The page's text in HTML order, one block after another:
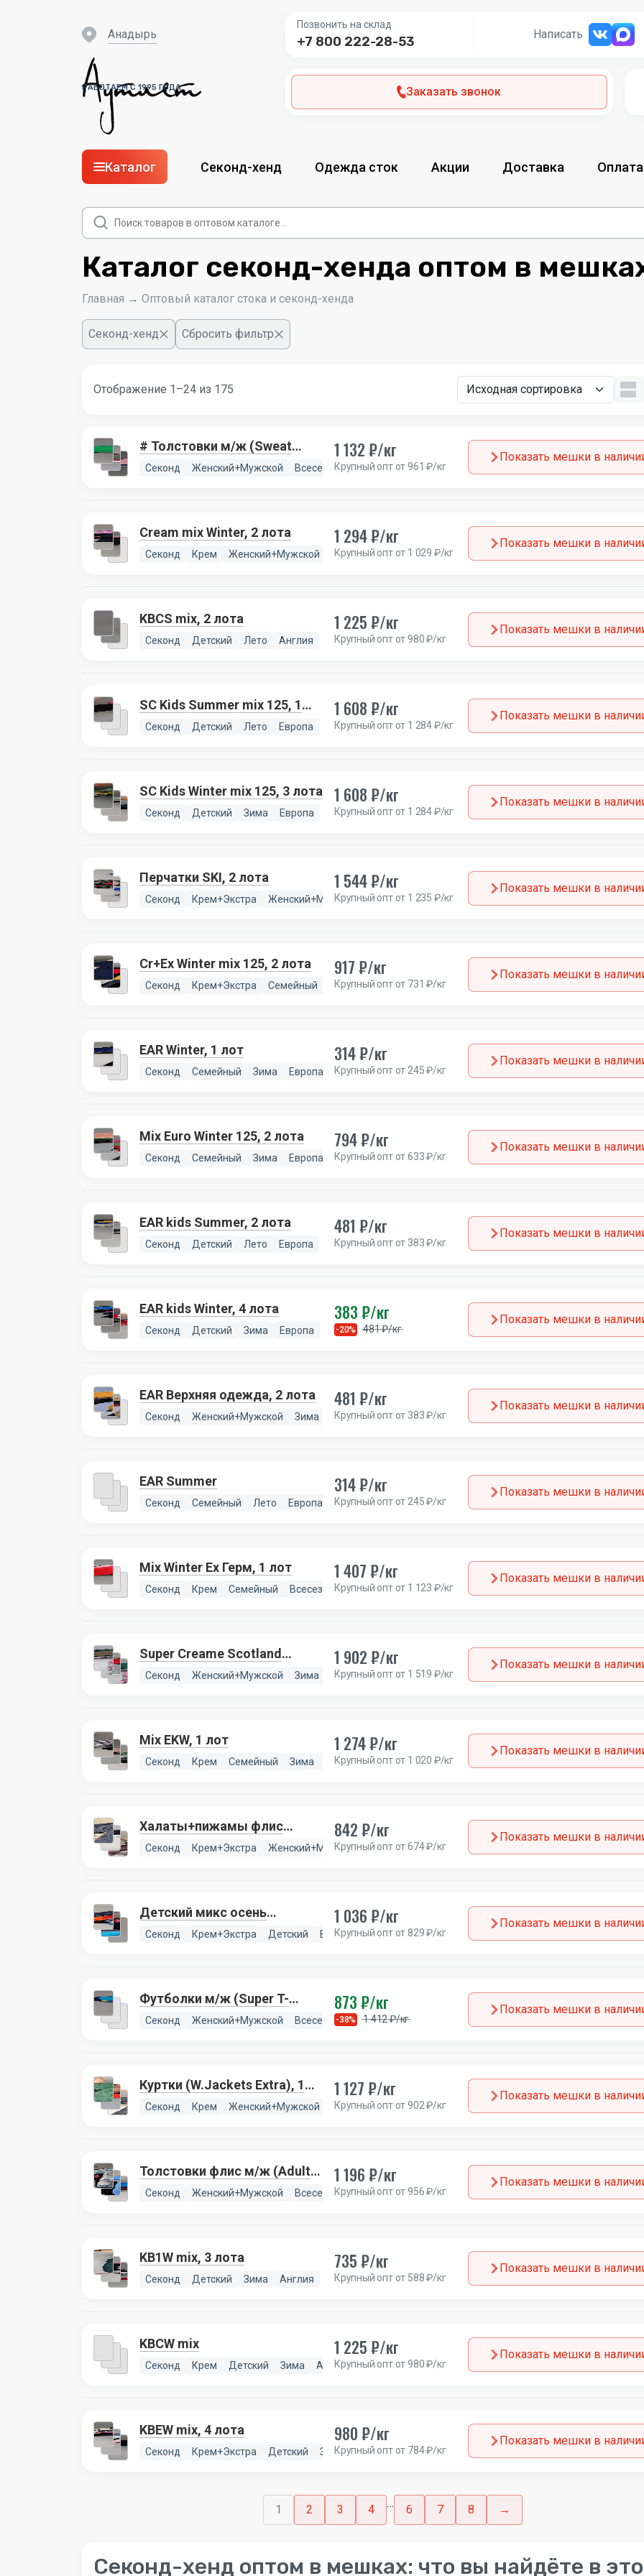
РАБОТАЕМ С 1995 ГОДА
Анадырь
Позвонить на склад
+7 800 222-28-53 Написать
Заказать звонок
Каталог Секонд-хенд Одежда сток Акции Доставка Оплата
Поиск
товаров
Каталог секонд-хенда оптом в
Главная → Оптовый каталог стока и секонд-хенда
Секонд-хенд Сбросить фильтр
Отображение 1–24 из 175
# Толстовки м/ж (Sweat
Tops), 4 лота
Секонд Женский+Мужской Всесезон Канада
1 132 ₽/кг
Крупный опт от 961 ₽/кг
Показать мешки в
Cream mix Winter, 2 лота
Секонд Крем Женский+Мужской Зима Европа
1 294 ₽/кг
Крупный опт от 1 029 ₽/кг
Показать мешки в
KBCS mix, 2 лота
Секонд Детский Лето Англия
1 225 ₽/кг
Крупный опт от 980 ₽/кг
Показать мешки в
SC Kids Summer mix 125, 1
лот
Секонд Детский Лето Европа
1 608 ₽/кг
Крупный опт от 1 284 ₽/кг
Показать мешки в
SC Kids Winter mix 125, 3 лота
Секонд Детский Зима Европа
1 608 ₽/кг
Крупный опт от 1 284 ₽/кг
Показать мешки в
Перчатки SKI, 2 лота
Секонд Крем+Экстра Женский+Мужской Зима Германия
1 544 ₽/кг
Крупный опт от 1 235 ₽/кг
Показать мешки в
Cr+Ex Winter mix 125, 2 лота
Секонд Крем+Экстра Семейный Зима Европа
917 ₽/кг
Крупный опт от 731 ₽/кг
Показать мешки в
EAR Winter, 1 лот
Секонд Семейный Зима Европа
314 ₽/кг
Крупный опт от 245 ₽/кг
Показать мешки в
Mix Euro Winter 125, 2 лота
Секонд Семейный Зима Европа
794 ₽/кг
Крупный опт от 633 ₽/кг
Показать мешки в
EAR kids Summer, 2 лота
Секонд Детский Лето Европа
481 ₽/кг
Крупный опт от 383 ₽/кг
Показать мешки в
EAR kids Winter, 4 лота
Секонд Детский Зима Европа
383 ₽/кг
-20% 481 ₽/кг
Показать мешки в
EAR Верхняя одежда, 2 лота
Секонд Женский+Мужской Зима Европа
481 ₽/кг
Крупный опт от 383 ₽/кг
Показать мешки в
EAR Summer
Секонд Семейный Лето Европа
314 ₽/кг
Крупный опт от 245 ₽/кг
Показать мешки в
Mix Winter Ex Герм, 1 лот
Секонд Крем Семейный Всесезон Германия
1 407 ₽/кг
Крупный опт от 1 123 ₽/кг
Показать мешки в
Super Creame Scotland
Winter mix, 1 лот
Секонд Женский+Мужской Зима Англия
1 902 ₽/кг
Крупный опт от 1 519 ₽/кг
Показать мешки в
Mix EKW, 1 лот
Секонд Крем Семейный Зима Англия
1 274 ₽/кг
Крупный опт от 1 020 ₽/кг
Показать мешки в
Халаты+пижамы флис
Англия (SLEEPWEAR
Секонд Крем+Экстра Женский+Мужской Всесезон Англия
842 ₽/кг
Крупный опт от 674 ₽/кг
Показать мешки в
Детский микс осень
Extra+Cream (CHILD AUTUMN
Секонд Крем+Экстра Детский Всесезон Англия
1 036 ₽/кг
Крупный опт от 829 ₽/кг
Показать мешки в
Футболки м/ж (Super T-
Shirts Printed), 1 лот
Секонд Женский+Мужской Всесезон Канада
873 ₽/кг
-38% 1 412 ₽/кг
Показать мешки в
Куртки (W.Jackets Extra), 1
лот
Секонд Крем Женский+Мужской Зима Канада
1 127 ₽/кг
Крупный опт от 902 ₽/кг
Показать мешки в
Толстовки флис м/ж (Adult
Fleece Tops Pr/Lux), 2 лота
Секонд Женский+Мужской Всесезон Канада
1 196 ₽/кг
Крупный опт от 956 ₽/кг
Показать мешки в
KB1W mix, 3 лота
Секонд Детский Зима Англия
735 ₽/кг
Крупный опт от 588 ₽/кг
Показать мешки в
KBCW mix
Секонд Крем Детский Зима Англия
1 225 ₽/кг
Крупный опт от 980 ₽/кг
Показать мешки в
KBEW mix, 4 лота
Секонд Крем+Экстра Детский Зима Англия
980 ₽/кг
Крупный опт от 784 ₽/кг
Показать мешки в
1 2 3 4 … 6 7 8 →
Секонд-хенд оптом в мешках: что вы найдёте в